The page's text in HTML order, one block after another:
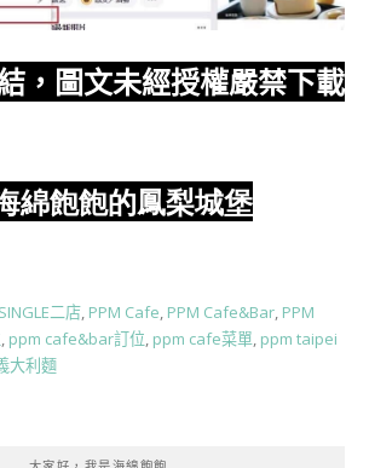
，圖文未經授權嚴禁下載
綿飽飽的鳳梨城堡
二店 PPM Cafe PPM Cafe&Bar PPM
ppm cafe&bar訂位 ppm cafe菜單 ppm taipei
大利麵